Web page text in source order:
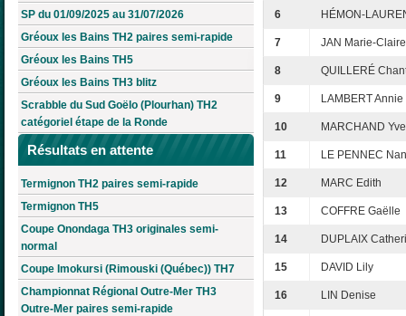
SP du 01/09/2025 au 31/07/2026
Gréoux les Bains TH2 paires semi-rapide
Gréoux les Bains TH5
Gréoux les Bains TH3 blitz
Scrabble du Sud Goëlo (Plourhan) TH2
catégoriel étape de la Ronde
Résultats en attente
Termignon TH2 paires semi-rapide
Termignon TH5
Coupe Onondaga TH3 originales semi-
normal
Coupe Imokursi (Rimouski (Québec)) TH7
Championnat Régional Outre-Mer TH3
Outre-Mer paires semi-rapide
6 HÉMON-
7 JAN Marie-Claire
8 QUILLERÉ
9 LAMBERT Annie
10 MARCHAND
11 LE PENNEC
12 MARC Edith
13 COFFRE Gaëlle
14 DUPLAIX
15 DAVID Lily
16 LIN Denise